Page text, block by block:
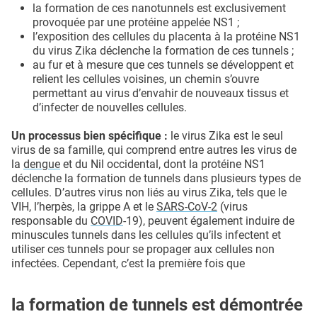
la formation de ces nanotunnels est exclusivement
provoquée par une protéine appelée NS1 ;
l’exposition des cellules du placenta à la protéine NS1
du virus Zika déclenche la formation de ces tunnels ;
au fur et à mesure que ces tunnels se développent et
relient les cellules voisines, un chemin s’ouvre
permettant au virus d’envahir de nouveaux tissus et
d’infecter de nouvelles cellules.
Un processus bien spécifique : le virus Zika est le seul
virus de sa famille, qui comprend entre autres les virus de
la dengue et du Nil occidental, dont la protéine NS1
déclenche la formation de tunnels dans plusieurs types de
cellules. D’autres virus non liés au virus Zika, tels que le
VIH, l’herpès, la grippe A et le SARS-CoV-2 (virus
responsable du COVID-19), peuvent également induire de
minuscules tunnels dans les cellules qu’ils infectent et
utiliser ces tunnels pour se propager aux cellules non
infectées. Cependant, c’est la première fois que
la formation de tunnels est démontrée